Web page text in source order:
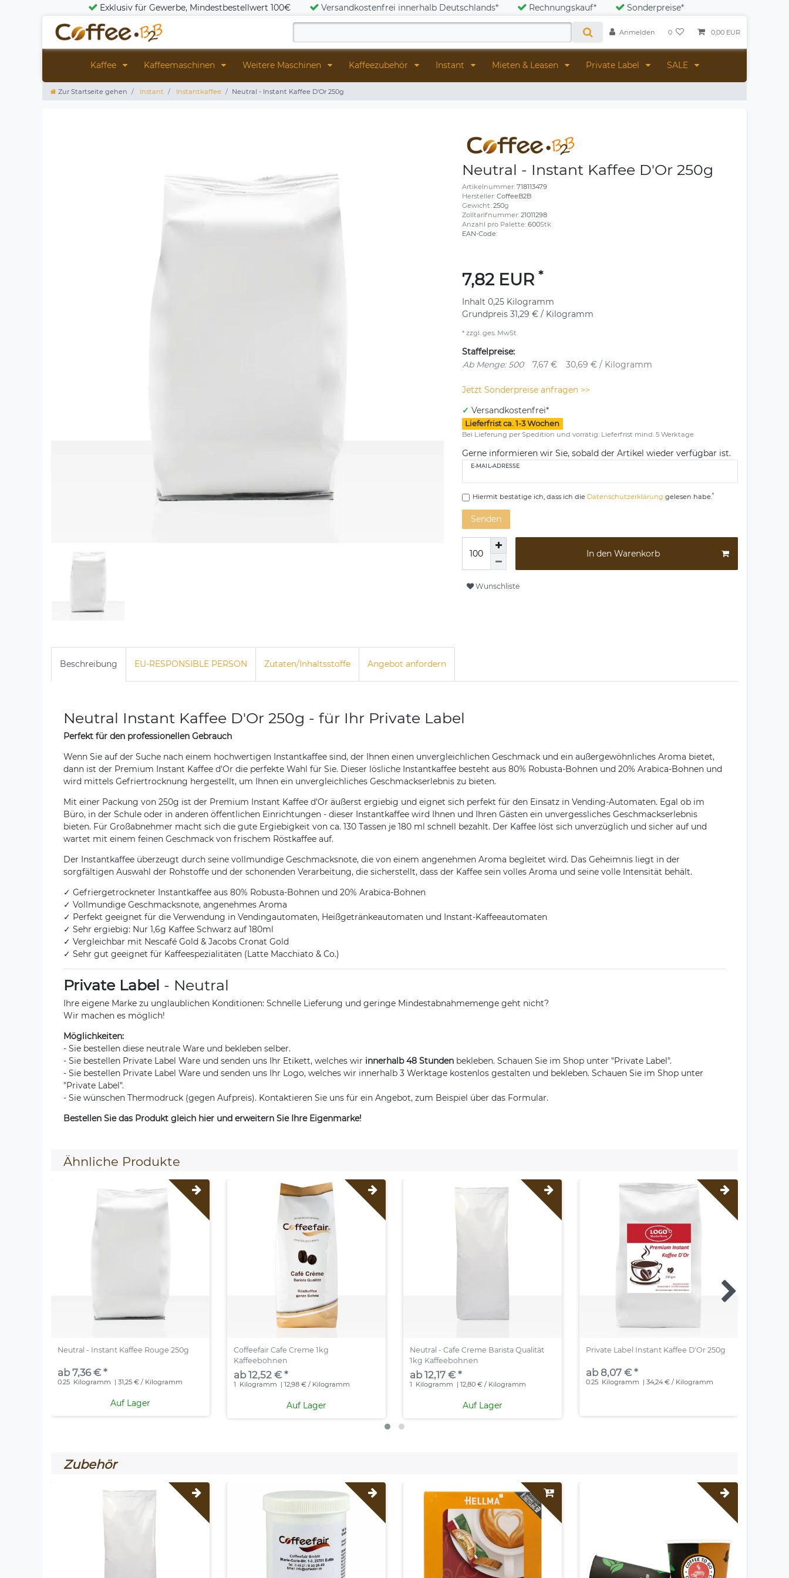
Exklusiv für Gewerbe, Mindestbestellwert 100€ Versandkostenfrei innerhalb Deutschlands* Rechnungskauf* Sonderpreise*
Anmelden 0 0,00 EUR
Kaffee Kaffeemaschinen Weitere Maschinen Kaffeezubehör Instant Mieten & Leasen Private Label SALE
Zur Startseite gehen Instant Instantkaffee Neutral - Instant Kaffee D'Or 250g
Neutral - Instant Kaffee D'Or 250g
Artikelnummer: 718113479
Hersteller: CoffeeB2B
Gewicht: 250g
Zolltarifnummer: 21011298
Anzahl pro Palette: 600Stk
EAN-Code:
7,82 EUR *
Inhalt 0,25 Kilogramm
Grundpreis 31,29 € / Kilogramm
* zzgl. ges. MwSt.
Staffelpreise:
Ab Menge: 500
7,67 € 30,69 € / Kilogramm
Jetzt Sonderpreise anfragen >>
✓ Versandkostenfrei*
Lieferfrist ca. 1-3 Wochen
Bei Lieferung per Spedition und vorrätig: Lieferfrist mind. 5 Werktage
Gerne informieren wir Sie, sobald der Artikel wieder verfügbar ist.
E-MAIL-ADRESSE
Hiermit bestätige ich, dass ich die Daten­schutz­erklärung gelesen habe.*
Senden
In den Warenkorb
Wunschliste
Beschreibung EU-RESPONSIBLE PERSON Zutaten/Inhaltsstoffe Angebot anfordern
Neutral Instant Kaffee D'Or 250g - für Ihr Private Label
Perfekt für den professionellen Gebrauch
Wenn Sie auf der Suche nach einem hochwertigen Instantkaffee sind, der Ihnen einen unvergleichlichen Geschmack und ein außergewöhnliches Aroma bietet,
dann ist der Premium Instant Kaffee d'Or die perfekte Wahl für Sie. Dieser lösliche Instantkaffee besteht aus 80% Robusta-Bohnen und 20% Arabica-Bohnen und
wird mittels Gefriertrocknung hergestellt, um Ihnen ein unvergleichliches Geschmackserlebnis zu bieten.
Mit einer Packung von 250g ist der Premium Instant Kaffee d'Or äußerst ergiebig und eignet sich perfekt für den Einsatz in Vending-Automaten. Egal ob im
Büro, in der Schule oder in anderen öffentlichen Einrichtungen - dieser Instantkaffee wird Ihnen und Ihren Gästen ein unvergessliches Geschmackserlebnis
bieten. Für Großabnehmer macht sich die gute Ergiebigkeit von ca. 130 Tassen je 180 ml schnell bezahlt. Der Kaffee löst sich unverzüglich und sicher auf und
wartet mit einem feinen Geschmack von frischem Röstkaffee auf.
Der Instantkaffee überzeugt durch seine vollmundige Geschmacksnote, die von einem angenehmen Aroma begleitet wird. Das Geheimnis liegt in der
sorgfältigen Auswahl der Rohstoffe und der schonenden Verarbeitung, die sicherstellt, dass der Kaffee sein volles Aroma und seine volle Intensität behält.
✓ Gefriergetrockneter Instantkaffee aus 80% Robusta-Bohnen und 20% Arabica-Bohnen
✓ Vollmundige Geschmacksnote, angenehmes Aroma
✓ Perfekt geeignet für die Verwendung in Vendingautomaten, Heißgetränkeautomaten und Instant-Kaffeeautomaten
✓ Sehr ergiebig: Nur 1,6g Kaffee Schwarz auf 180ml
✓ Vergleichbar mit Nescafé Gold & Jacobs Cronat Gold
✓ Sehr gut geeignet für Kaffeespezialitäten (Latte Macchiato & Co.)
Private Label - Neutral
Ihre eigene Marke zu unglaublichen Konditionen: Schnelle Lieferung und geringe Mindestabnahmemenge geht nicht?
Wir machen es möglich!
Möglichkeiten:
- Sie bestellen diese neutrale Ware und bekleben selber.
- Sie bestellen Private Label Ware und senden uns Ihr Etikett, welches wir innerhalb 48 Stunden bekleben. Schauen Sie im Shop unter "Private Label".
- Sie bestellen Private Label Ware und senden uns Ihr Logo, welches wir innerhalb 3 Werktage kostenlos gestalten und bekleben. Schauen Sie im Shop unter
"Private Label".
- Sie wünschen Thermodruck (gegen Aufpreis). Kontaktieren Sie uns für ein Angebot, zum Beispiel über das Formular.
Bestellen Sie das Produkt gleich hier und erweitern Sie Ihre Eigenmarke!
Ähnliche Produkte
Neutral - Instant Kaffee Rouge 250g
ab 7,36 € *
0.25 Kilogramm | 31,25 € / Kilogramm
Auf Lager
Coffeefair Cafe Creme 1kg
Kaffeebohnen
ab 12,52 € *
1 Kilogramm | 12,98 € / Kilogramm
Auf Lager
Neutral - Cafe Creme Barista Qualität
1kg Kaffeebohnen
ab 12,17 € *
1 Kilogramm | 12,80 € / Kilogramm
Auf Lager
Private Label Instant Kaffee D'Or 250g
ab 8,07 € *
0.25 Kilogramm | 34,24 € / Kilogramm
Zubehör